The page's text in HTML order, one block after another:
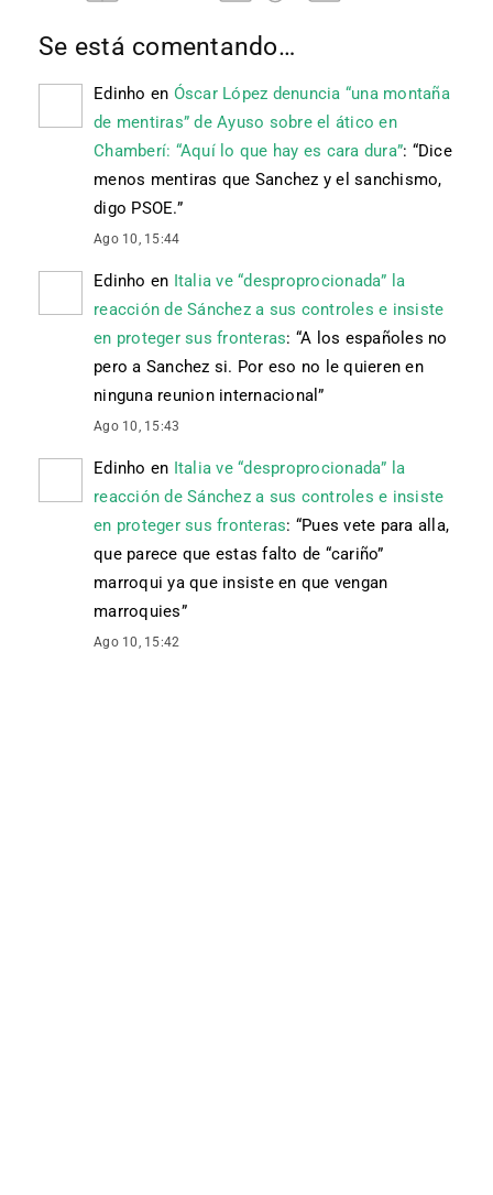
Se está comentando…
Edinho en Óscar López denuncia “una montaña
de mentiras” de Ayuso sobre el ático en
Chamberí: “Aquí lo que hay es cara dura”: “Dice
menos mentiras que Sanchez y el sanchismo,
digo PSOE.”
Ago 10, 15:44
Edinho en Italia ve “desproprocionada” la
reacción de Sánchez a sus controles e insiste
en proteger sus fronteras: “A los españoles no
pero a Sanchez si. Por eso no le quieren en
ninguna reunion internacional”
Ago 10, 15:43
Edinho en Italia ve “desproprocionada” la
reacción de Sánchez a sus controles e insiste
en proteger sus fronteras: “Pues vete para alla,
que parece que estas falto de “cariño”
marroqui ya que insiste en que vengan
marroquies”
Ago 10, 15:42